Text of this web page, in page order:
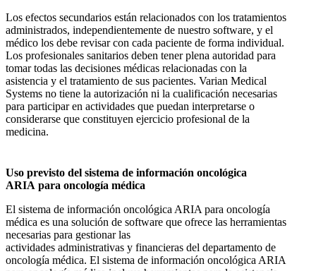
Los efectos secundarios están relacionados con los tratamientos
administrados, independientemente de nuestro software, y el
médico los debe revisar con cada paciente de forma individual.
Los profesionales sanitarios deben tener plena autoridad para
tomar todas las decisiones médicas relacionadas con la
asistencia y el tratamiento de sus pacientes. Varian Medical
Systems no tiene la autorización ni la cualificación necesarias
para participar en actividades que puedan interpretarse o
considerarse que constituyen ejercicio profesional de la
medicina.
Uso previsto del sistema de información oncológica
ARIA para oncología médica
El sistema de información oncológica ARIA para oncología
médica es una solución de software que ofrece las herramientas
necesarias para gestionar las
actividades administrativas y financieras del departamento de
oncología médica. El sistema de información oncológica ARIA